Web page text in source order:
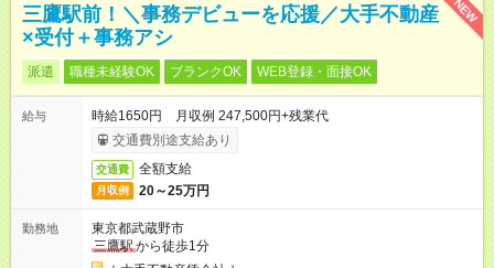
NEW
三鷹駅前！＼事務デビューを応援／大手不動産
×受付＋事務アシ
派遣 職種未経験OK ブランクOK WEB登録・面接OK
給与
時給1650円 月収例 247,500円+残業代
交通費別途支給あり
交通費 全額支給
月収例 20～25万円
勤務地
東京都武蔵野市
三鷹駅から徒歩1分